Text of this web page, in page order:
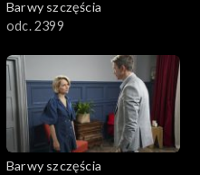
Barwy szczęścia
odc. 2399
Barwy szczęścia